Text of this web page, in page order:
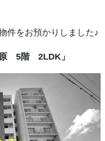
件をお預かりしました♪
原 5階 2LDK」